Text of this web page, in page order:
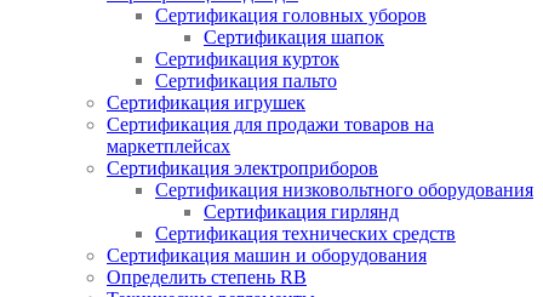
Сертификация головных уборов
Сертификация шапок
Сертификация курток
Сертификация пальто
Сертификация игрушек
Сертификация для продажи товаров на
маркетплейсах
Сертификация электроприборов
Сертификация низковольтного оборудования
Сертификация гирлянд
Сертификация технических средств
Сертификация машин и оборудования
Определить степень RB